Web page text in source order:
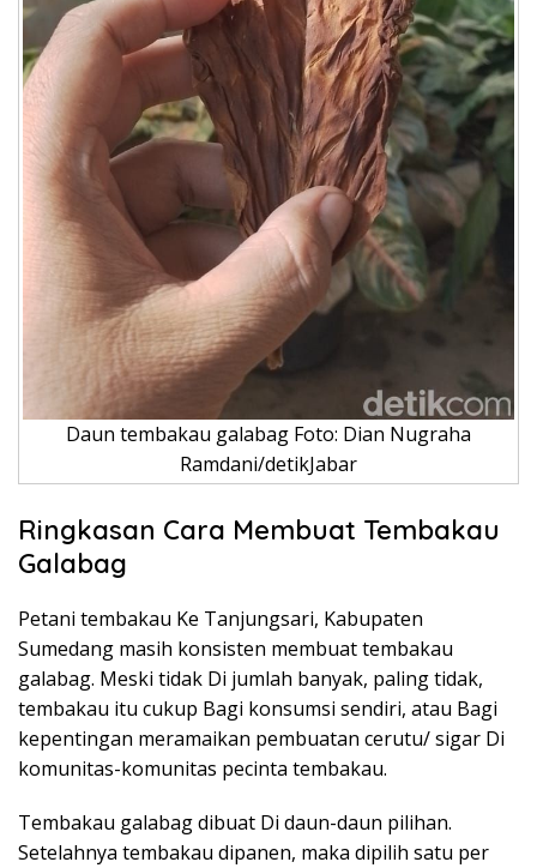
Daun tembakau galabag Foto: Dian Nugraha
Ramdani/detikJabar
Ringkasan Cara Membuat Tembakau
Galabag
Petani tembakau Ke Tanjungsari, Kabupaten
Sumedang masih konsisten membuat tembakau
galabag. Meski tidak Di jumlah banyak, paling tidak,
tembakau itu cukup Bagi konsumsi sendiri, atau Bagi
kepentingan meramaikan pembuatan cerutu/ sigar Di
komunitas-komunitas pecinta tembakau.
Tembakau galabag dibuat Di daun-daun pilihan.
Setelahnya tembakau dipanen, maka dipilih satu per